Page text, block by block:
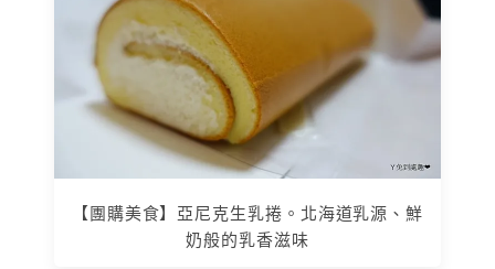
【團購美食】亞尼克生乳捲。北海道乳源、鮮
奶般的乳香滋味